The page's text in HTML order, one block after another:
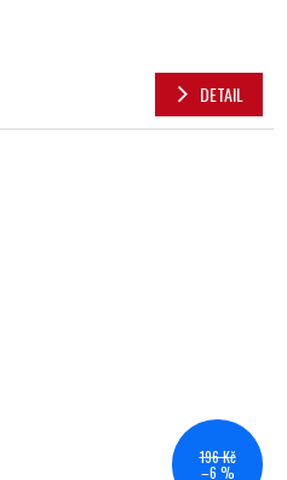
DETAIL
196 Kč
–6 %